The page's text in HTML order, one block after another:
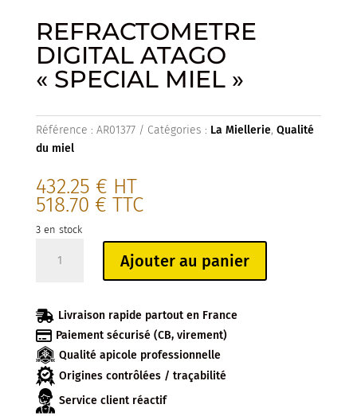
REFRACTOMETRE
DIGITAL ATAGO
« SPECIAL MIEL »
Référence : AR01377 Catégories : La Miellerie, Qualité
du miel
432.25 € HT
518.70 € TTC
3 en stock
REFRACTOMETRE
ATAGO
"SPECIAL
MIEL"
Ajouter au panier
 Livraison rapide partout en France
 Paiement sécurisé (CB, virement)
Qualité apicole professionnelle
Origines contrôlées / traçabilité
Service client réactif